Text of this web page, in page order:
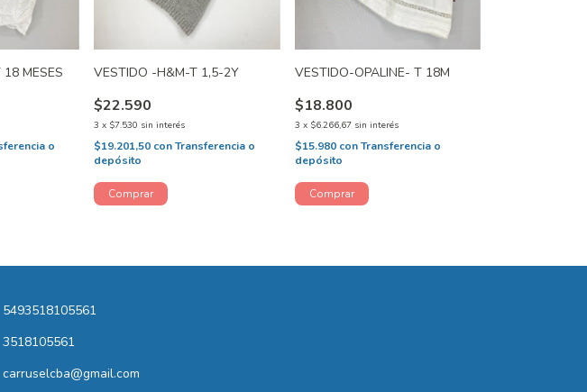
MESES
o
VESTIDO -H&M-T 1,5-2Y
$22.590
3 x $7.530 sin interés
$19.201,50 conTransferencia o
depósito
VESTIDO-OPALINE- T 18M
$18.800
3 x $6.266,67 sin interés
$15.980 con Transferencia o
depósito
5493518105561
3518105561
carruselcba@gmail.com